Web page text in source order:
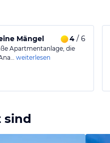
Mängel 4/ 6
Apartmentanlage, die
weiterlesen
sind